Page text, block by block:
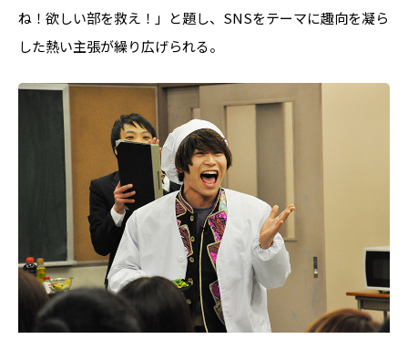
ね！欲しい部を救え！」と題し、SNSをテーマに趣向を凝ら
した熱い主張が繰り広げられる。